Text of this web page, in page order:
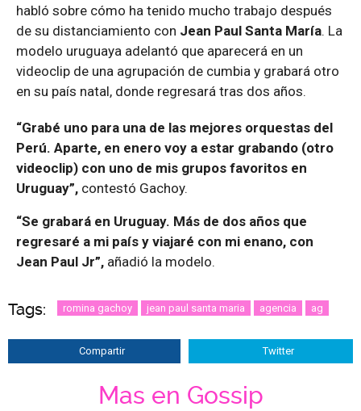
habló sobre cómo ha tenido mucho trabajo después
de su distanciamiento con Jean Paul Santa María. La
modelo uruguaya adelantó que aparecerá en un
videoclip de una agrupación de cumbia y grabará otro
en su país natal, donde regresará tras dos años.
“Grabé uno para una de las mejores orquestas del
Perú. Aparte, en enero voy a estar grabando (otro
videoclip) con uno de mis grupos favoritos en
Uruguay”, contestó Gachoy.
“Se grabará en Uruguay. Más de dos años que
regresaré a mi país y viajaré con mi enano, con
Jean Paul Jr”, añadió la modelo.
Tags: romina gachoy jean paul santa maria agencia ag
Compartir Twitter
Mas en Gossip